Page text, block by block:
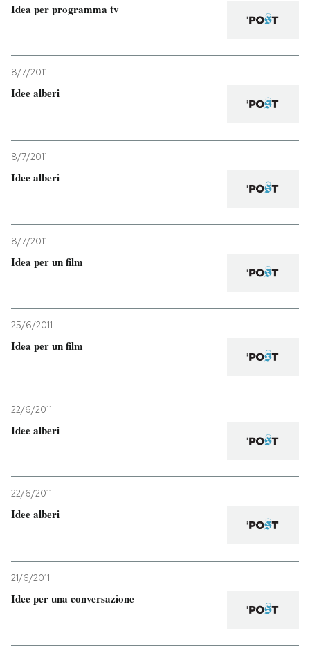
Idea per programma tv
8/7/2011
Idee alberi
8/7/2011
Idee alberi
8/7/2011
Idea per un film
25/6/2011
Idea per un film
22/6/2011
Idee alberi
22/6/2011
Idee alberi
21/6/2011
Idee per una conversazione